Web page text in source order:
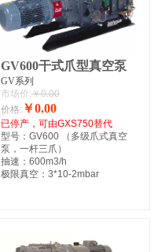
GV600干式爪型真空泵
GV系列
市场价:￥0.00
价格: ￥0.00
已停产，可由GXS750替代
型号：GV600 （多级爪式真空
泵，一杆三爪）
抽速：600m3/h
极限真空：3*10-2mbar